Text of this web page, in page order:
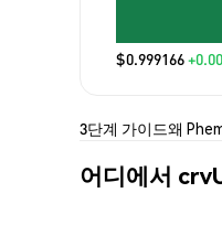
$0.999166
3단계 가이드왜
어디에서